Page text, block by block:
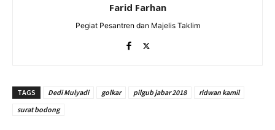
Farid Farhan
Pegiat Pesantren dan Majelis Taklim
TAGS Dedi Mulyadi golkar pilgub jabar 2018
ridwan kamil
surat bodong